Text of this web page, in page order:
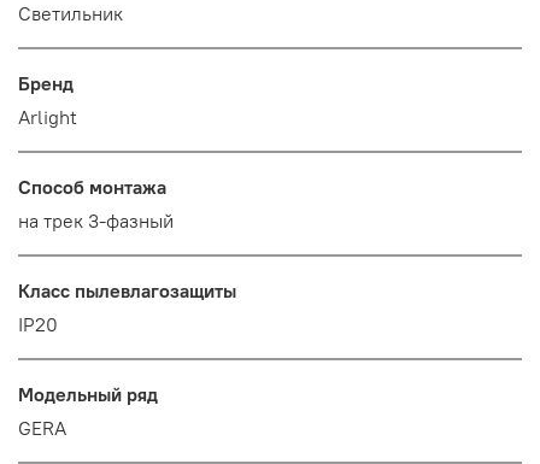
Светильник
Бренд
Arlight
Способ монтажа
на трек 3-фазный
Класс пылевлагозащиты
IP20
Модельный ряд
GERA